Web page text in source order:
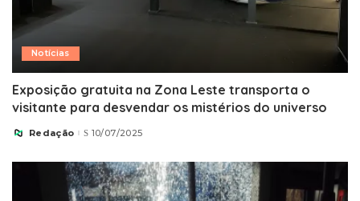
Notícias
Exposição gratuita na Zona Leste transporta o
visitante para desvendar os mistérios do universo
Posted
Redação 10/07/2025